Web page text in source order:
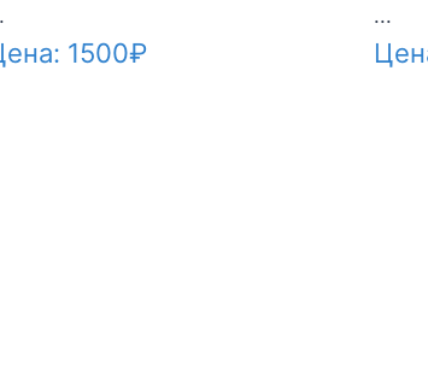
1500₽
...